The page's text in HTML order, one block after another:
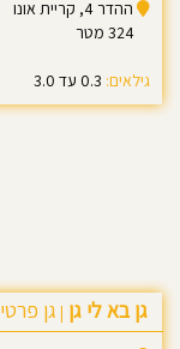
ההדר 4, קריית אונו
324 מטר
גילאים: 0.3 עד 3.0
גן בא לי גן | גן פרטי